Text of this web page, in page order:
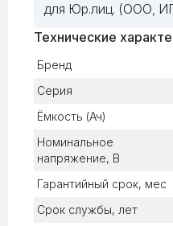
для Юр.лиц. (ООО,
Технические
Бренд
Серия
Ёмкость (Ач)
Номинальное
напряжение, В
Гарантийный срок, мес
Срок службы, лет